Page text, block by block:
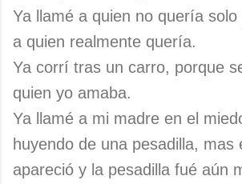
Ya llamé a quien no quería
a quien realmente quería.
Ya corrí tras un carro, porque
quien yo amaba.
Ya llamé a mi madre en el
huyendo de una pesadilla, mas
apareció y la pesadilla fué aún